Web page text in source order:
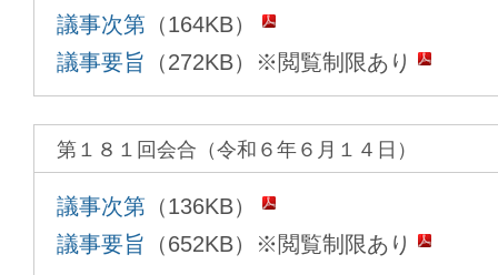
議事次第 （164KB）
議事要旨 （272KB）※閲覧制限あり
第１８１回会合（令和６年６月１４日）
議事次第 （136KB）
議事要旨 （652KB）※閲覧制限あり